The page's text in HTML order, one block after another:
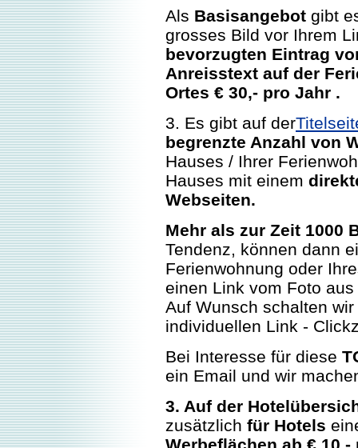
Als Basisangebot gibt
grosses Bild vor Ihrem
bevorzugten Eintrag
Anreisstext auf der
Ortes € 30,- pro Jahr .
3. Es gibt auf der
begrenzte Anzahl von
Hauses / Ihrer
Hauses mit einem
Webseiten.
Mehr als zur Zeit 1000
Tendenz, können dann
Ferienwohnung oder
einen Link vom Foto
Auf Wunsch schalten
individuellen Link -
Bei Interesse für diese
ein Email und wir
3. Auf der
zusätzlich für Hotels